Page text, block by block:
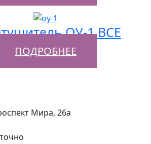
ОУ-1 ВСЕ
ПОДРОБНЕЕ
Мира, 26а